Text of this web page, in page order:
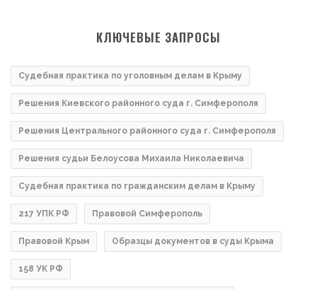
КЛЮЧЕВЫЕ ЗАПРОСЫ
Судебная практика по уголовным делам в Крыму
Решения Киевского районного суда г. Симферополя
Решения Центрального районного суда г. Симферополя
Решения судьи Белоусова Михаила Николаевича
Судебная практика по гражданским делам в Крыму
217 УПК РФ Правовой Симферополь
Правовой Крым Образцы документов в суды Крыма
158 УК РФ